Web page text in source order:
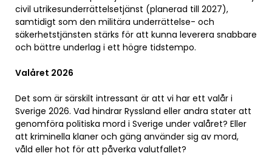
civil utrikesunderrättelsetjänst (planerad till 2027),
samtidigt som den militära underrättelse- och
säkerhetstjänsten stärks för att kunna leverera snabbare
och bättre underlag i ett högre tidstempo.
Valåret 2026
Det som är särskilt intressant är att vi har ett valår i
Sverige 2026. Vad hindrar Ryssland eller andra stater att
genomföra politiska mord i Sverige under valåret? Eller
att kriminella klaner och gäng använder sig av mord,
våld eller hot för att påverka valutfallet?